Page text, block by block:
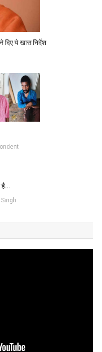
ये खास निर्देश
है…